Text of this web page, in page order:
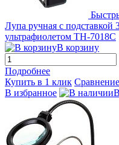
Лупа ручная с подставкой
ультрафиолетом TH-7018C
В корзину
Подробнее
Купить в 1 клик Сравнение
В избранное